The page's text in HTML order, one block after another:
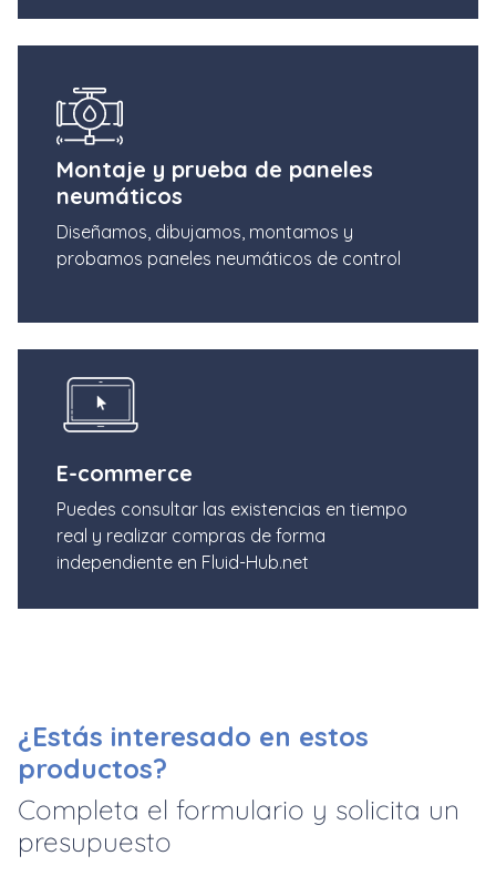
Montaje y prueba de paneles
neumáticos
Diseñamos, dibujamos, montamos y
probamos paneles neumáticos de control
E-commerce
Puedes consultar las existencias en tiempo
real y realizar compras de forma
independiente en Fluid-Hub.net
¿Estás interesado en estos
productos?
Completa el formulario y solicita un
presupuesto